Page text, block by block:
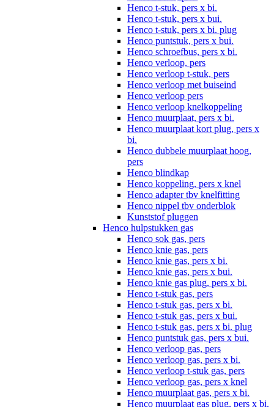
Henco t-stuk, pers x bi.
Henco t-stuk, pers x bui.
Henco t-stuk, pers x bi. plug
Henco puntstuk, pers x bui.
Henco schroefbus, pers x bi.
Henco verloop, pers
Henco verloop t-stuk, pers
Henco verloop met buiseind
Henco verloop pers
Henco verloop knelkoppeling
Henco muurplaat, pers x bi.
Henco muurplaat kort plug, pers x
bi.
Henco dubbele muurplaat hoog,
pers
Henco blindkap
Henco koppeling, pers x knel
Henco adapter tbv knelfitting
Henco nippel tbv onderblok
Kunststof pluggen
Henco hulpstukken gas
Henco sok gas, pers
Henco knie gas, pers
Henco knie gas, pers x bi.
Henco knie gas, pers x bui.
Henco knie gas plug, pers x bi.
Henco t-stuk gas, pers
Henco t-stuk gas, pers x bi.
Henco t-stuk gas, pers x bui.
Henco t-stuk gas, pers x bi. plug
Henco puntstuk gas, pers x bui.
Henco verloop gas, pers
Henco verloop gas, pers x bi.
Henco verloop t-stuk gas, pers
Henco verloop gas, pers x knel
Henco muurplaat gas, pers x bi.
Henco muurplaat gas plug, pers x bi.